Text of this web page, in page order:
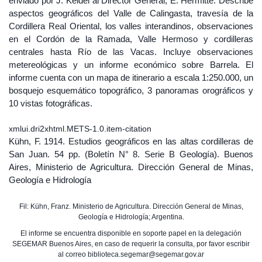
aspectos geográficos del Valle de Calingasta, travesía de la
Cordillera Real Oriental, los valles interandinos, observaciones
en el Cordón de la Ramada, Valle Hermoso y cordilleras
centrales hasta Río de las Vacas. Incluye observaciones
metereológicas y un informe económico sobre Barrela. El
informe cuenta con un mapa de itinerario a escala 1:250.000, un
bosquejo esquemático topográfico, 3 panoramas orográficos y
10 vistas fotográficas.
xmlui.dri2xhtml.METS-1.0.item-citation
Kühn, F. 1914. Estudios geográficos en las altas cordilleras de
San Juan. 54 pp. (Boletín N° 8. Serie B Geología). Buenos
Aires, Ministerio de Agricultura. Dirección General de Minas,
Geología e Hidrología
Fil: Kühn, Franz. Ministerio de Agricultura. Dirección General de Minas,
Geología e Hidrología; Argentina.
El informe se encuentra disponible en soporte papel en la delegación
SEGEMAR Buenos Aires, en caso de requerir la consulta, por favor escribir
al correo biblioteca.segemar@segemar.gov.ar